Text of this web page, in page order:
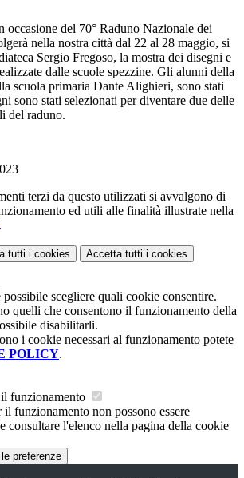
occasione del 70° Raduno Nazionale dei
nella nostra città dal 22 al 28 maggio, si
Sergio Fregoso, la mostra dei disegni e
dalle scuole spezzine. Gli alunni della
scuola primaria Dante Alighieri, sono stati
sono stati selezionati per diventare due delle
del raduno.
terzi da questo utilizzati si avvalgono di
ed utili alle finalità illustrate nella
.
tutti i cookies Accetta tutti i cookies
possibile scegliere quali cookie consentire.
quelli che consentono il funzionamento della
disabilitarli.
i cookie necessari al funzionamento potete
POLICY.
funzionamento
il funzionamento non possono essere
consultare l'elenco nella pagina della cookie
preferenze